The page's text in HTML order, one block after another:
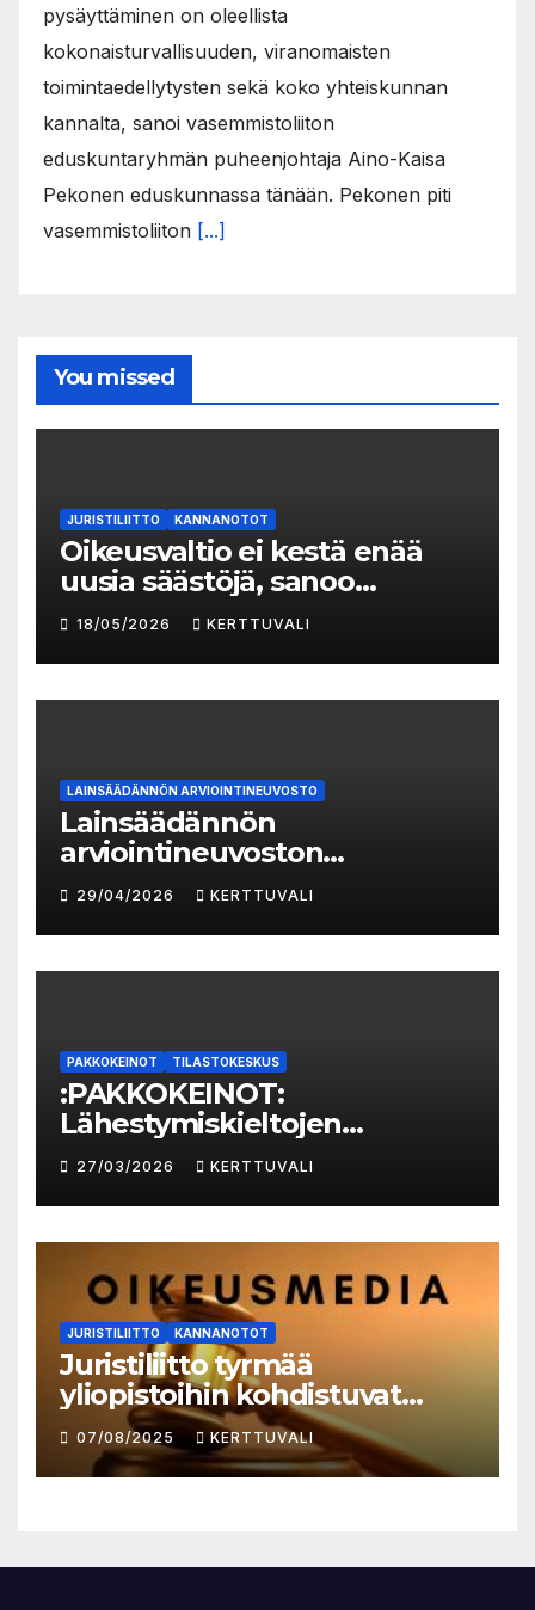
pysäyttäminen on oleellista
kokonaisturvallisuuden, viranomaisten
toimintaedellytysten sekä koko yhteiskunnan
kannalta, sanoi vasemmistoliiton
eduskuntaryhmän puheenjohtaja Aino-Kaisa
Pekonen eduskunnassa tänään. Pekonen piti
vasemmistoliiton [...]
You missed
JURISTILIITTO KANNANOTOT
Oikeusvaltio ei kestä enää
uusia säästöjä, sanoo
Juristiliiton uusi
toiminnanjohtaja
18/05/2026 KERTTUVALI
LAINSÄÄDÄNNÖN ARVIOINTINEUVOSTO
Lainsäädännön
arviointineuvoston
vuosikatsaus 2025:
lainvalmistelun
vaikutusarvioinnin taso
parantunut
29/04/2026 KERTTUVALI
PAKKOKEINOT TILASTOKESKUS
:PAKKOKEINOT:
Lähestymiskieltojen
määrässä huomattavaa
kasvua vuonna 2025
27/03/2026 KERTTUVALI
JURISTILIITTO KANNANOTOT
Juristiliitto tyrmää
yliopistoihin kohdistuvat
säästöt
07/08/2025 KERTTUVALI